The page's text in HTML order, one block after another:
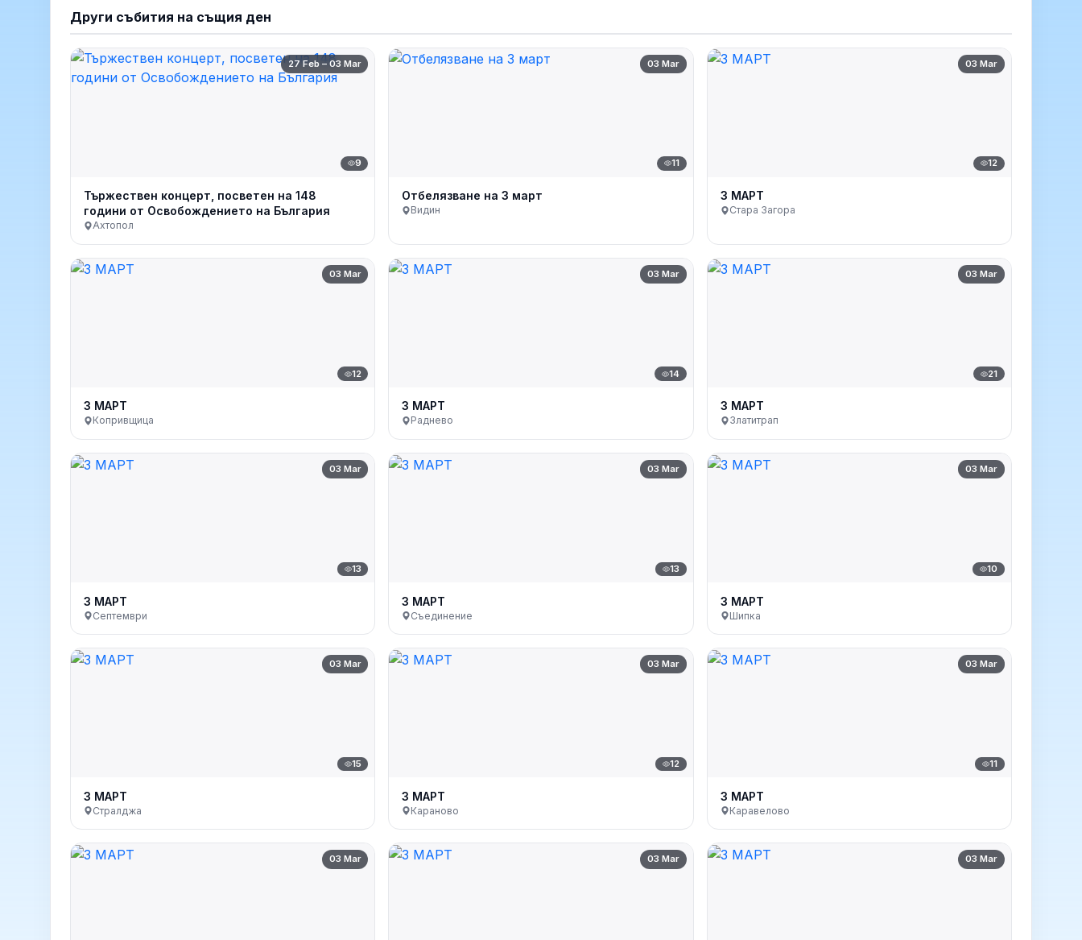
Други събития на същия ден
27 Feb – 03 Mar
9
Тържествен концерт, посветен на 148
години от Освобождението на България
Ахтопол
03 Mar
11
Отбелязване на 3 март
Видин
03 Mar
12
3 МАРТ
Стара Загора
03 Mar
12
3 МАРТ
Копривщица
03 Mar
14
3 МАРТ
Раднево
03 Mar
21
3 МАРТ
Златитрап
03 Mar
13
3 МАРТ
Септември
03 Mar
13
3 МАРТ
Съединение
03 Mar
10
3 МАРТ
Шипка
03 Mar
15
3 МАРТ
Стралджа
03 Mar
12
3 МАРТ
Караново
03 Mar
11
3 МАРТ
Каравелово
03 Mar 03 Mar 03 Mar